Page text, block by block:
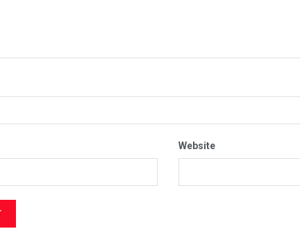
Website